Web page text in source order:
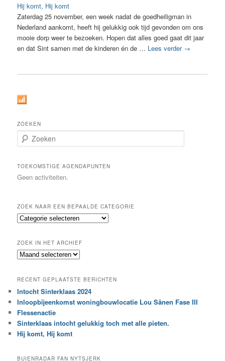
Hij komt, Hij komt
Zaterdag 25 november, een week nadat de goedheiligman in
Nederland aankomt, heeft hij gelukkig ook tijd gevonden om ons
mooie dorp weer te bezoeken. Hopen dat alles goed gaat dit jaar
en dat Sint samen met de kinderen én de … Lees verder →
ZOEKEN
o
k
e
TOEKOMSTIGE AGENDAPUNTEN
Geen activiteiten.
ZOEK NAAR EEN BEPAALDE CATEGORIE
Z
k
n
e
e
n
b
e
ZOEK IN HET ARCHIEF
Z
k
i
n
h
e
t
RECENT GEPLAATSTE BERICHTEN
Intocht Sinterklaas 2024
Inloopbijeenkomst woningbouwlocatie Lou Sânen Fase III
Flessenactie
Sinterklaas intocht gelukkig toch met alle pieten.
Hij komt, Hij komt
BUIENRADAR FAN NYTSJERK